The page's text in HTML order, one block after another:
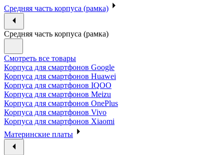
Средняя часть корпуса (рамка)
Средняя часть корпуса (рамка)
Смотреть все товары
Корпуса для смартфонов Google
Корпуса для смартфонов Huawei
Корпуса для смартфонов IQOO
Корпуса для смартфонов Meizu
Корпуса для смартфонов OnePlus
Корпуса для смартфонов Vivo
Корпуса для смартфонов Xiaomi
Материнские платы